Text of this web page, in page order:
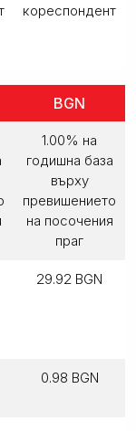
кореспондент
BGN
1.00% на
годишна база
върху
превишението
на посочения
праг
29.92 BGN
0.98 BGN